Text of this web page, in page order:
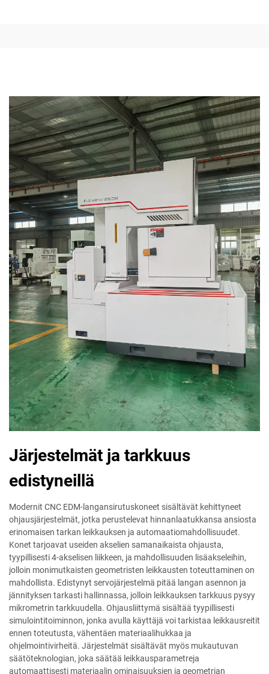
Järjestelmät ja tarkkuus
edistyneillä
Modernit CNC EDM-langansirutuskoneet sisältävät kehittyneet
ohjausjärjestelmät, jotka perustelevat hinnanlaatukkansa ansiosta
erinomaisen tarkan leikkauksen ja automaatiomahdollisuudet.
Konet tarjoavat useiden akselien samanaikaista ohjausta,
tyypillisesti 4-akselisen liikkeen, ja mahdollisuuden lisäakseleihin,
jolloin monimutkaisten geometristen leikkausten toteuttaminen on
mahdollista. Edistynyt servojärjestelmä pitää langan asennon ja
jännityksen tarkasti hallinnassa, jolloin leikkauksen tarkkuus pysyy
mikrometrin tarkkuudella. Ohjausliittymä sisältää tyypillisesti
simulointitoiminnon, jonka avulla käyttäjä voi tarkistaa leikkausreitit
ennen toteutusta, vähentäen materiaalihukkaa ja
ohjelmointivirheitä. Järjestelmät sisältävät myös mukautuvan
säätöteknologian, joka säätää leikkausparametreja
automaattisesti materiaalin ominaisuuksien ja geometrian